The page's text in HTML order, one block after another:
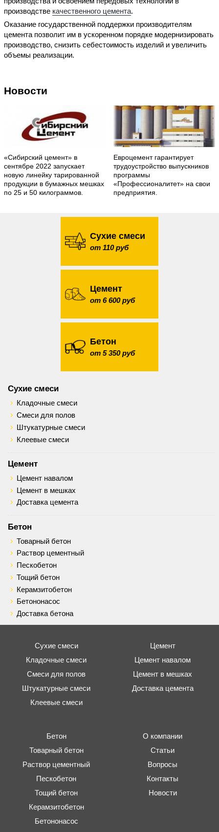
производстве качественного цемента.
Оказание государственной поддержки производителям
цемента позволит им в ускоренном порядке модернизировать
производство, снизить себестоимость изделий и увеличить
объемы реализации.
Новости
«Сибирский цемент» в
сентябре 2022 запускает
новую линейку тарированной
продукции в бумажных мешках
по 25 и 50 килограммов.
Евроцемент гарантирует
трудоустройство выпускников
программы
«Профессионалитет» на свои
предприятия.
Сухие смеси
от 110 руб
Цемент
от 6 600 руб
Бетон
от 5 350 руб
Сухие смеси
Кладочные смеси
Смеси для полов
Штукатурные смеси
Клеевые смеси
Цемент
Цемент навалом
Цемент в мешках
Доставка цемента
Бетон
Товарный бетон
Раствор цементный
Пескобетон
Тощий бетон
Керамзитобетон
Бетононасос
Доставка бетона
Сухие смеси
Кладочные смеси
Смеси для полов
Штукатурные смеси
Клеевые смеси
Цемент
Цемент навалом
Цемент в мешках
Доставка цемента
Бетон
Товарный бетон
Раствор цементный
Пескобетон
Тощий бетон
Керамзитобетон
Бетононасос
О компании
Статьи
Вопросы
Контакты
Новости